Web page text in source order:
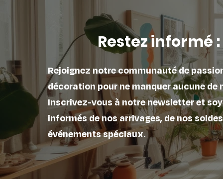
Restez informé :
Rejoignez notre communauté de
décoration pour ne manquer aucune de
Inscrivez-vous à notre newsletter et
informés de nos arrivages, de nos
événements spéciaux.